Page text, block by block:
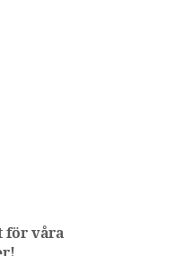
för våra